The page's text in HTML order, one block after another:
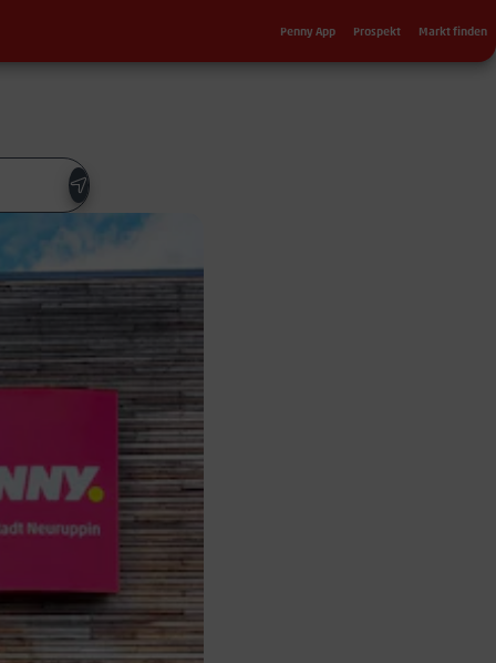
Sekundärnavigation
Penny App Prospekt Markt finden